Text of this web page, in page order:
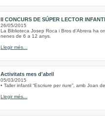
II CONCURS DE SÚPER LECTOR
26/05/2015
La Biblioteca Josep Roca i Bros d’Abrera ha
nenes de 6 a 12 anys.
Llegir més...
Activitats mes d'abril
05/03/2015
• Taller infantil “Escriure per riure”, amb Joan
Llegir més...